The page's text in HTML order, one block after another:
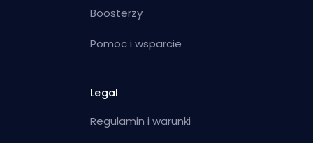
Boosterzy
Pomoc i wsparcie
Legal
Regulamin i warunki